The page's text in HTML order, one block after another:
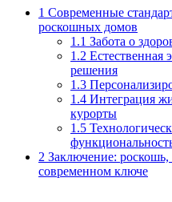
1 Современные
роскошных домов
1.1 Забота о
1.2 Естественная
решения
1.3
1.4 Интеграция
курорты
1.5
2 Заключение:
современном ключе